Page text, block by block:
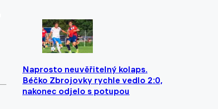
Naprosto neuvěřitelný kolaps.
Béčko Zbrojovky rychle vedlo 2:0,
nakonec odjelo s potupou